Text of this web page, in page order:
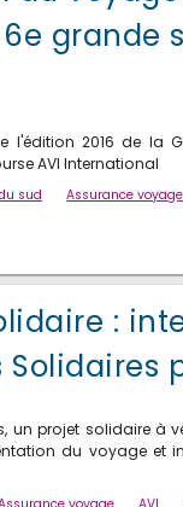
grande
l'édition 2016 de la
AVI International
sud Assurance voyage
:
Solidaires
un projet solidaire à
du voyage et